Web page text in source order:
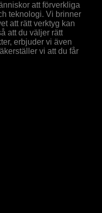
att förverkliga
teknologi. Vi brinner
att rätt verktyg kan
att du väljer rätt
erbjuder vi även
vi att du får